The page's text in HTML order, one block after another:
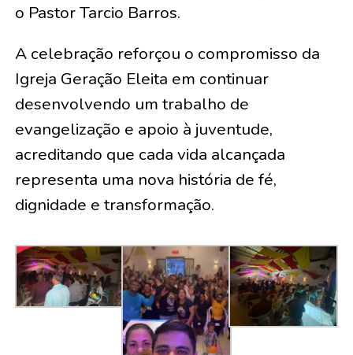
o Pastor Tarcio Barros.
A celebração reforçou o compromisso da
Igreja Geração Eleita em continuar
desenvolvendo um trabalho de
evangelização e apoio à juventude,
acreditando que cada vida alcançada
representa uma nova história de fé,
dignidade e transformação.